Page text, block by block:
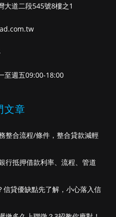
大道二段545號8樓之1
至週五09:00-18:00
文章
整合流程/條件，整合貸款減輕
行抵押借款利率、流程、管道
信貸優缺點先了解，小心落入信